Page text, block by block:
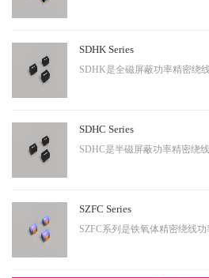
SDHK Series
SDHC Series
SZFC Series